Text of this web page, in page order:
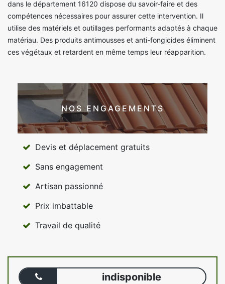
dans le département 16120 dispose du savoir-faire et des
compétences nécessaires pour assurer cette intervention. Il
utilise des matériels et outillages performants adaptés à chaque
matériau. Des produits antimousses et anti-fongicides éliminent
ces végétaux et retardent en même temps leur réapparition.
NOS ENGAGEMENTS
Devis et déplacement gratuits
Sans engagement
Artisan passionné
Prix imbattable
Travail de qualité
indisponible